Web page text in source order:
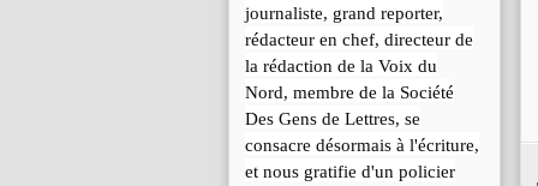
journaliste, grand reporter,
rédacteur en chef, directeur de
la rédaction de la Voix du
Nord, membre de la Société
Des Gens de Lettres, se
consacre désormais à l'écriture,
et nous gratifie d'un policier